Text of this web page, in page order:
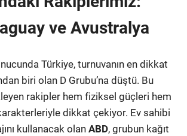
ve Avustralya
Türkiye, turnuvanın en dikkat
biri olan D Grubu’na düştü. Bu
rakipler hem fiziksel güçleri hem
dikkat çekiyor. Ev sahibi
kullanacak olanABD, grubun kağıt